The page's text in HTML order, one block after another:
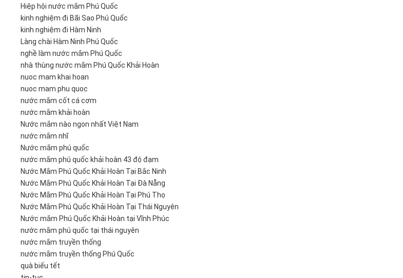
Hiệp hội nước mắm Phú Quốc
kinh nghiệm đi Bãi Sao Phú Quốc
kinh nghiệm đi Hàm Ninh
Làng chài Hàm Ninh Phú Quốc
nghề làm nước mắm Phú Quốc
nhà thùng nước mắm Phú Quốc Khải Hoàn
nuoc mam khai hoan
nuoc mam phu quoc
nước mắm cốt cá cơm
nước mắm khải hoàn
Nước mắm nào ngon nhất Việt Nam
nước mắm nhĩ
Nước mắm phú quốc
nước mắm phú quốc khải hoàn 43 độ đạm
Nước Mắm Phú Quốc Khải Hoàn Tại Bắc Ninh
Nước Mắm Phú Quốc Khải Hoàn Tại Đà Nẵng
Nước Mắm Phú Quốc Khải Hoàn Tại Phú Thọ
Nước Mắm Phú Quốc Khải Hoàn Tại Thái Nguyên
Nước mắm Phú Quốc Khải Hoàn tại Vĩnh Phúc
nước mắm phú quốc tại thái nguyên
nước mắm truyền thống
nước mắm truyền thống Phú Quốc
quà biếu tết